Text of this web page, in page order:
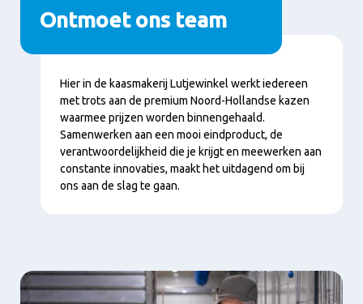
Ontmoet ons team
Inhoud
Hier in de kaasmakerij Lutjewinkel werkt iedereen
met trots aan de premium Noord-Hollandse kazen
waarmee prijzen worden binnengehaald.
Samenwerken aan een mooi eindproduct, de
verantwoordelijkheid die je krijgt en meewerken aan
constante innovaties, maakt het uitdagend om bij
ons aan de slag te gaan.